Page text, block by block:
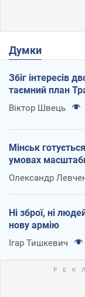
Думки
Збіг інтересів
таємний план
Віктор Швець
Мінськ
умовах
Олександр
Ні зброї, ні
нову армію
Ігар Тишкевич